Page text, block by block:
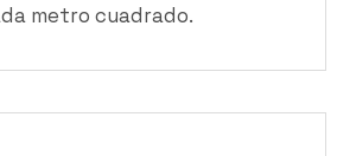
metro cuadrado.